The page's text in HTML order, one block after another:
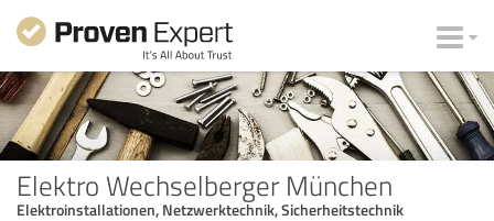
Elektro Wechselberger München
Elektroinstallationen, Netzwerktechnik, Sicherheitstechnik